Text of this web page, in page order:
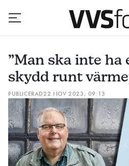
Prenumerera
Hantera
Lediga jobb
Annonsera
”Man ska inte ha
skydd runt
PUBLICERAD22 NOV 2023, 09:13